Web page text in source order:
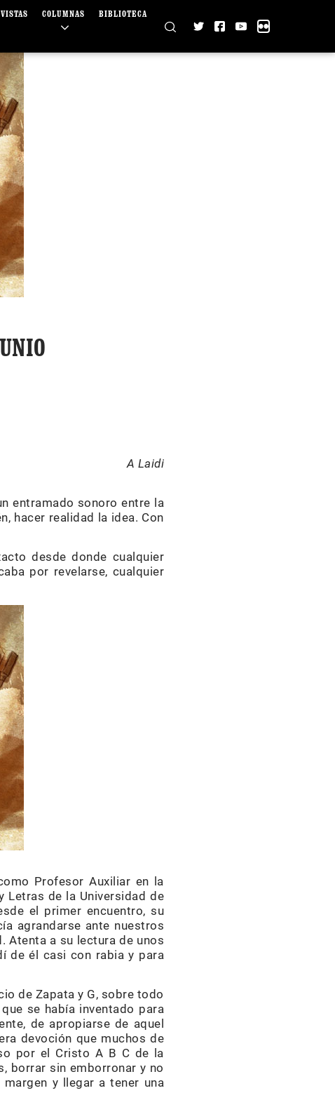
COLUMNAS BIBLIOTECA
A Laidi
entramado sonoro entre la
hacer realidad la idea. Con
desde donde cualquier
por revelarse, cualquier
Profesor Auxiliar en la
Letras de la Universidad de
el primer encuentro, su
agrandarse ante nuestros
Atenta a su lectura de unos
de él casi con rabia y para
de Zapata y G, sobre todo
se había inventado para
de apropiarse de aquel
devoción que muchos de
por el Cristo A B C de la
borrar sin emborronar y no
y llegar a tener una